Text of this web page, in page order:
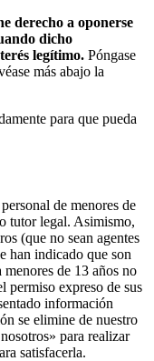
derecho a oponerse
dicho
legítimo. Póngase
más abajo la
para que pueda
de menores de
tutor legal. Asimismo,
(que no sean agentes
han indicado que son
de 13 años no
permiso expreso de sus
información
se elimine de nuestro
para realizar
satisfacerla.